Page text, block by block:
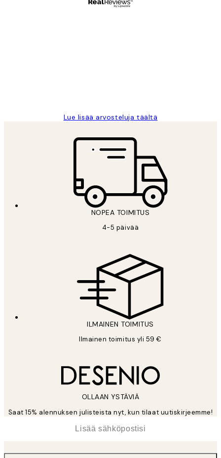
Lue lisää arvosteluja täältä
NOPEA TOIMITUS
4-5 päivää
ILMAINEN TOIMITUS
Ilmainen toimitus yli 59 €
OLLAAN YSTÄVIÄ
Saat 15% alennuksen julisteista nyt, kun tilaat uutiskirjeemme!